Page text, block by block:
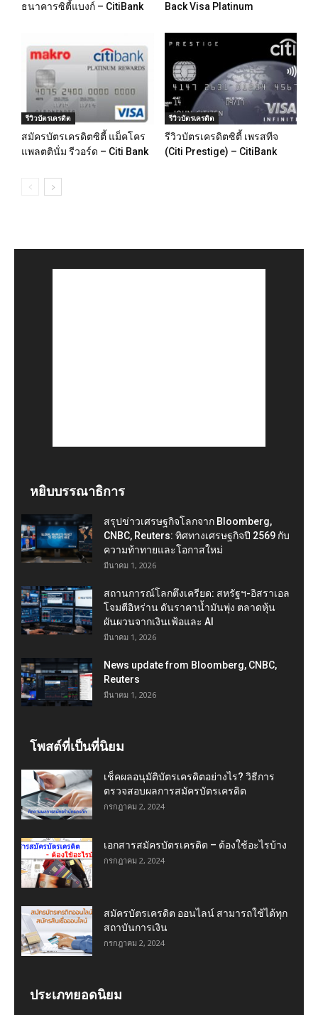
ธนาคารซิตี้แบงก์ – CitiBank
Back Visa Platinum
รีวิวบัตรเครดิต
สมัครบัตรเครดิตซิตี้ แม็คโคร
แพลตตินั่ม รีวอร์ด – Citi Bank
รีวิวบัตรเครดิต
รีวิวบัตรเครดิตซิตี้ เพรสทีจ
(Citi Prestige) – CitiBank
หยิบบรรณาธิการ
สรุปข่าวเศรษฐกิจโลกจาก Bloomberg,
CNBC, Reuters: ทิศทางเศรษฐกิจปี 2569 กับ
ความท้าทายและโอกาสใหม่
มีนาคม 1, 2026
สถานการณ์โลกตึงเครียด: สหรัฐฯ-อิสราเอล
โจมตีอิหร่าน ดันราคาน้ำมันพุ่ง ตลาดหุ้น
ผันผวนจากเงินเฟ้อและ AI
มีนาคม 1, 2026
News update from Bloomberg, CNBC,
Reuters
มีนาคม 1, 2026
โพสต์ที่เป็นที่นิยม
เช็คผลอนุมัติบัตรเครดิตอย่างไร? วิธีการ
ตรวจสอบผลการสมัครบัตรเครดิต
กรกฎาคม 2, 2024
เอกสารสมัครบัตรเครดิต – ต้องใช้อะไรบ้าง
กรกฎาคม 2, 2024
สมัครบัตรเครดิต ออนไลน์ สามารถใช้ได้ทุก
สถาบันการเงิน
กรกฎาคม 2, 2024
ประเภทยอดนิยม